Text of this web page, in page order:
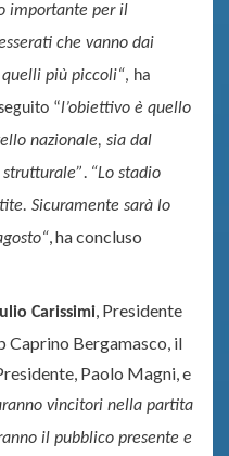
importante per il
che vanno dai
più piccoli“, ha
“l’obiettivo è quello
nazionale, sia dal
. “Lo stadio
Sicuramente sarà lo
“, ha concluso
Carissimi, Presidente
Caprino Bergamasco, il
Paolo Magni, e
o vincitori nella partita
il pubblico presente e